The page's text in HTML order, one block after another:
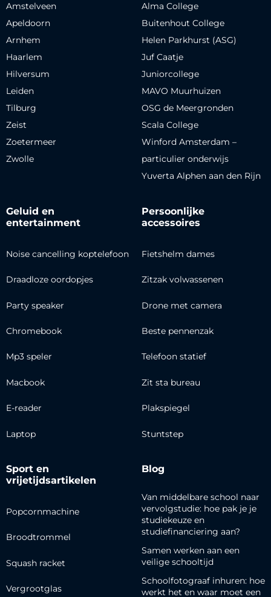
Amstelveen
Apeldoorn
Arnhem
Haarlem
Hilversum
Leiden
Tilburg
Zeist
Zoetermeer
Zwolle
Alma College
Buitenhout College
Helen Parkhurst (ASG)
Juf Caatje
Juniorcollege
MAVO Muurhuizen
OSG de Meergronden
Scala College
Winford Amsterdam –
particulier onderwijs
Yuverta Alphen aan den Rijn
Geluid en
entertainment
Noise cancelling koptelefoon
Draadloze oordopjes
Party speaker
Chromebook
Mp3 speler
Macbook
E-reader
Laptop
Persoonlijke
accessoires
Fietshelm dames
Zitzak volwassenen
Drone met camera
Beste pennenzak
Telefoon statief
Zit sta bureau
Plakspiegel
Stuntstep
Sport en
vrijetijdsartikelen
Popcornmachine
Broodtrommel
Squash racket
Vergrootglas
Blog
Van middelbare school naar
vervolgstudie: hoe pak je je
studiekeuze en
studiefinanciering aan?
Samen werken aan een
veilige schooltijd
Schoolfotograaf inhuren: hoe
werkt het en waar moet een